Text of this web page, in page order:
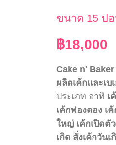
ขนาด 15 ป
฿18,000
Cake n' Baker
ผลิตเค้กและเบ
ประเภท อาทิ เ
เค้กฟองดอง เ
ใหญ่ เค้กเปิดตั
เกิด สั่งเค้กวันเ